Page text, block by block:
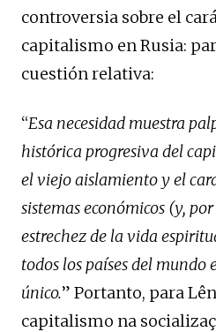
controversia sobre el
capitalismo en Rusia:
cuestión relativa:
“Esa necesidad muestra
histórica progresiva del
el viejo aislamiento y el
sistemas económicos (y,
estrechez de la vida
todos los países del mundo
único.” Portanto, para
capitalismo na